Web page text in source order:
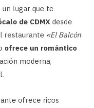
lugar que te
de CDMX desde
restaurante «El Balcón
ofrece un romántico
moderna,
ofrece ricos